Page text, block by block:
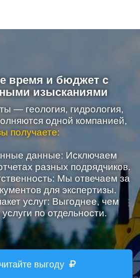
время и бюджет с
изысканиями
— геология, гидрология,
одной компанией,
получаете:
данные: Исключаем
разных подрядчиков.
Мы отвечаем за
для экспертизы.
услуг: Выгоднее, чем
по отдельности.
выгоду